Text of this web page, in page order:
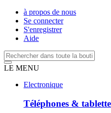
à propos de nous
Se connecter
S'enregistrer
Aide
LE MENU
Electronique
Téléphones &